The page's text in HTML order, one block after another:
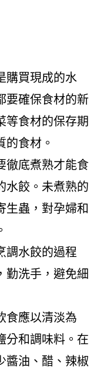
購買現成的水
要確保食材的新
等食材的保存期
的食材。
徹底煮熟才能食
水餃。未煮熟的
生蟲，對孕婦和
調水餃的過程
勤洗手，避免細
食應以清淡為
分和調味料。在
醬油、醋、辣椒